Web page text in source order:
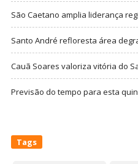
São Caetano amplia liderança
Santo André refloresta área
Cauã Soares valoriza vitória do
Previsão do tempo para esta
Tags